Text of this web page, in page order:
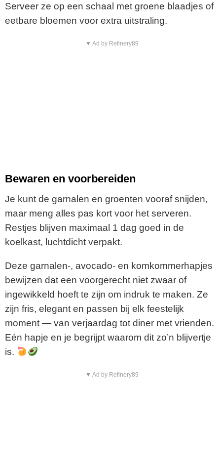
Serveer ze op een schaal met groene blaadjes of
eetbare bloemen voor extra uitstraling.
▼ Ad by Refinery89
Bewaren en voorbereiden
Je kunt de garnalen en groenten vooraf snijden,
maar meng alles pas kort voor het serveren.
Restjes blijven maximaal 1 dag goed in de
koelkast, luchtdicht verpakt.
Deze garnalen-, avocado- en komkommerhapjes
bewijzen dat een voorgerecht niet zwaar of
ingewikkeld hoeft te zijn om indruk te maken. Ze
zijn fris, elegant en passen bij elk feestelijk
moment — van verjaardag tot diner met vrienden.
Eén hapje en je begrijpt waarom dit zo’n blijvertje
is.
▼ Ad by Refinery89